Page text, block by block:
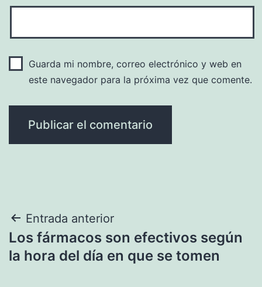
Guarda mi nombre, correo electrónico y web en
este navegador para la próxima vez que comente.
Navegación
de
Entrada anterior
Los fármacos son efectivos según
la hora del día en que se tomen